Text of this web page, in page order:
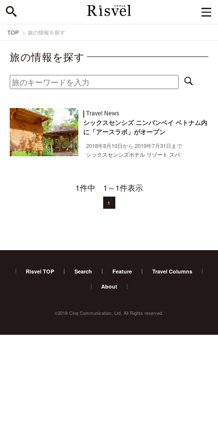
TOP 旅の情報を探す
旅の情報を探す
Travel News
シックスセンシズ ニンバンベイ ベトナム内
に「アースラボ」がオープン
2018年8月10日から 2019年7月31日まで
シックスセンシズホテル リゾート スパ
1件中 1～1件表示
1
Risvel TOP Search Feature Travel Columns
About
©2018 Cinq Communication, Ltd. All Rights reserved.